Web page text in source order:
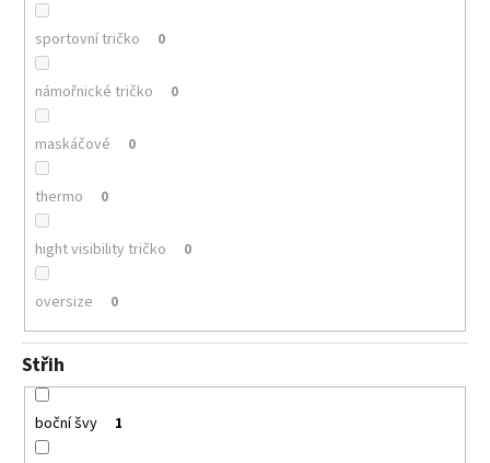
sportovní tričko 0
námořnické tričko 0
maskáčové 0
thermo 0
hight visibility tričko 0
oversize 0
Střih
boční švy 1